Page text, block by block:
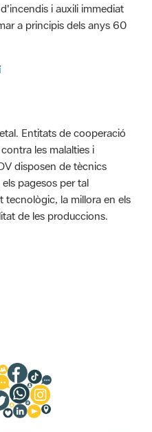
i auxili immediat
a principis dels anys 60
Entitats de cooperació
les malalties i
disposen de tècnics
pagesos per tal
tecnològic, la millora en els
de les produccions.
de les valoracions és de 0